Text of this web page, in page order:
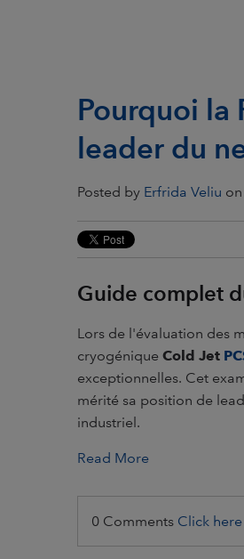
Pourquoi la
leader du
Posted by Erfrida Veliu
Guide complet
Lors de l'évaluation des
cryogénique Cold Jet
exceptionnelles. Cet
mérité sa position de
industriel.
Read More
0 Comments Click